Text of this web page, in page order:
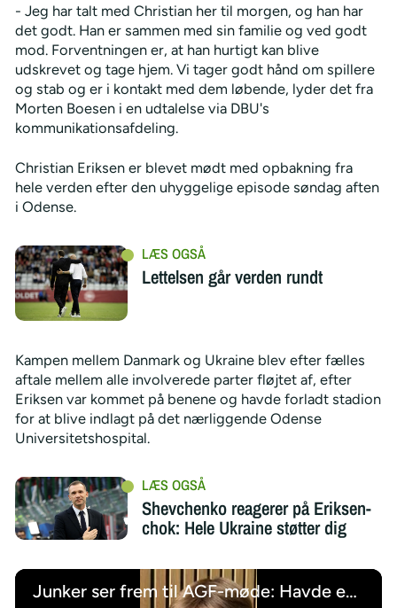
- Jeg har talt med Christian her til morgen, og han har
det godt. Han er sammen med sin familie og ved godt
mod. Forventningen er, at han hurtigt kan blive
udskrevet og tage hjem. Vi tager godt hånd om spillere
og stab og er i kontakt med dem løbende, lyder det fra
Morten Boesen i en udtalelse via DBU's
kommunikationsafdeling.
Christian Eriksen er blevet mødt med opbakning fra
hele verden efter den uhyggelige episode søndag aften
i Odense.
Lettelsen går verden rundt
Kampen mellem Danmark og Ukraine blev efter fælles
aftale mellem alle involverede parter fløjtet af, efter
Eriksen var kommet på benene og havde forladt stadion
for at blive indlagt på det nærliggende Odense
Universitetshospital.
Shevchenko reagerer på Eriksen-
chok: Hele Ukraine støtter dig
Junker ser frem til AGF-møde: Havde en sindssygt god tid